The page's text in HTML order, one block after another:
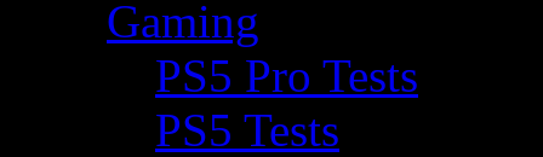
Gaming
PS5 Pro Tests
PS5 Tests